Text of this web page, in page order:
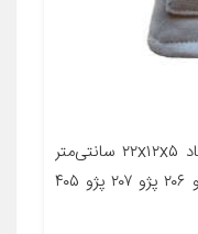
معرفی محصول جزئیات محصول ابعاد ۲۲x۱۲x۵ سانتی‌متر
جنس ویسکوز مناسب برای خودرو پژو ۲۰۶ پژو ۲۰۷ پژو ۴۰۵